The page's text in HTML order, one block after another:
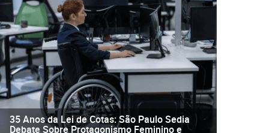
35 Anos da Lei de Cotas: São Paulo Sedia
Debate Sobre Protagonismo Feminino e